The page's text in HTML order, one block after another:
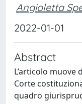
Angioletta
2022-01-01
Abstract
L’articolo muove
Corte
quadro